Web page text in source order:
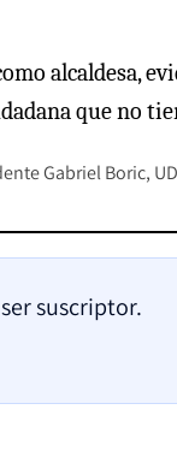
alcaldesa,
que no
Gabriel Boric
suscriptor.